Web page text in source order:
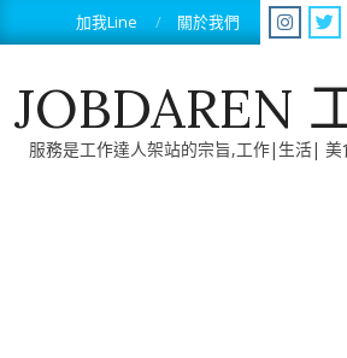
to
加我Line 關於我們
JOBDAREN
服務是工作達人架站的宗旨,工作|生活|